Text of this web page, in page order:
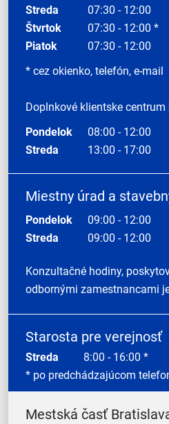
Streda
07:30 - 12:00
Štvrtok
07:30 - 12:00 *
Piatok
07:30 - 12:00
* cez okienko, telefón, e-mail
Doplnkové klientske centrum
Pondelok
08:00 - 12:00
Streda
13:00 - 17:00
Miestny úrad a
Pondelok 09:00 - 12:00
Streda
09:00 - 12:00
Konzultačné hodiny,
odbornými zamestnancami
Starosta pre verejnosť
Streda 8:00 - 16:00 *
* po predchádzajúcom
Mestská časť